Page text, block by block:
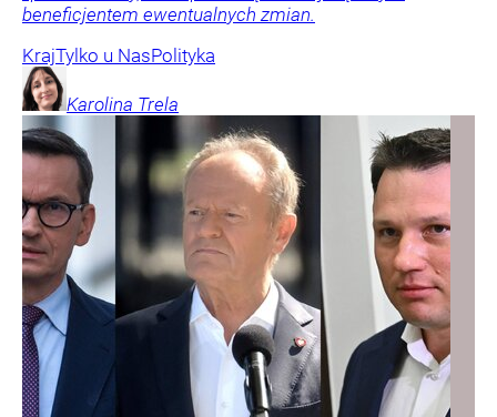
beneficjentem ewentualnych zmian.
KrajTylko u NasPolityka
Karolina Trela